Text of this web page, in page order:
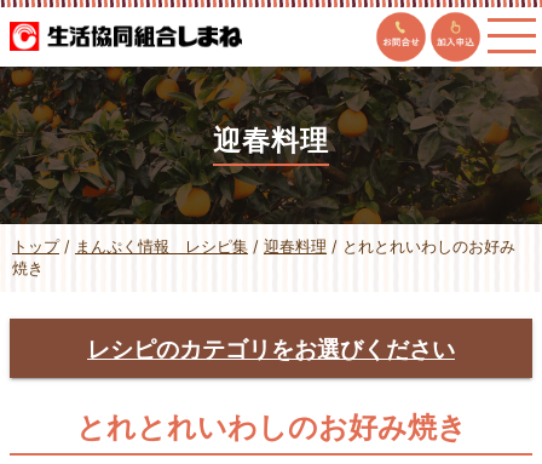
このページの本文へ
迎春料理
現
在
トップ/ まんぷく情報 レシピ集 / 迎春料理 / とれとれいわしのお好み
焼き
レシピのカテゴリをお選びください
(12) 主菜（牛肉）(4)
とれとれいわしのお好み焼き